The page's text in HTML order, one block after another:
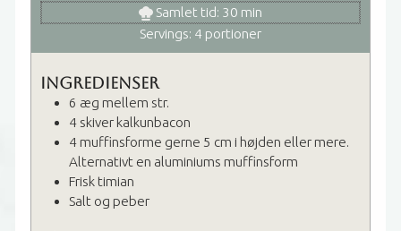
Samlet tid: 30 minutter
min
Servings: 4 portioner
Ingredienser
6 æg mellem str.
4 skiver kalkunbacon
4muffinsforme gerne 5 cm i højden eller mere.
Alternativt en aluminiums muffinsform
Frisk timian
Salt og peber